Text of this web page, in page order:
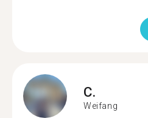
C.
Weifang